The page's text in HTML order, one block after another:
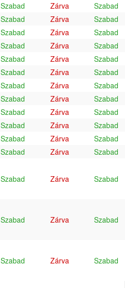
Szabad Zárva
Szabad
Szabad Zárva
Szabad
Szabad Zárva
Szabad
Szabad Zárva
Szabad
Szabad Zárva
Szabad
Szabad Zárva
Szabad
Szabad Zárva
Szabad
Szabad Zárva
Szabad
Szabad Zárva
Szabad
Szabad Zárva
Szabad
Szabad Zárva
Szabad
Szabad Zárva
Szabad
Szabad Zárva Szabad
Szabad Zárva Szabad
Szabad Zárva Szabad